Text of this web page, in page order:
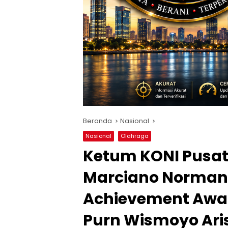
Beranda Nasional
Nasional Olahraga
Ketum KONI
Marciano
Achievement
Purn Wismoyo